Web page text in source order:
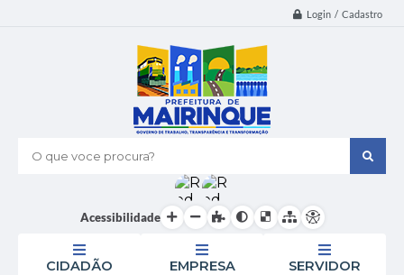
Login / Cadastro
O que voce procura?
Acessibilidade
CIDADÃO EMPRESA SERVIDOR